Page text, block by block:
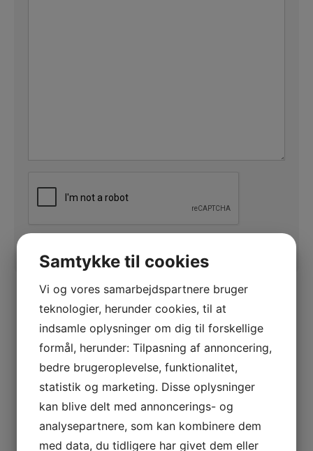
Kontakt os
Du er velkommen til at kontakte os på
telefon, eller via formularen her på siden.
Ring på +45 33 24 02 10
Send en e-mail
" indikerer påkrævede felter
Navn
Samtykke til cookies
Vi og vores samarbejdspartnere bruger
teknologier, herunder cookies, til at
indsamle oplysninger om dig til forskellige
formål, herunder: Tilpasning af annoncering,
bedre brugeroplevelse, funktionalitet,
statistik og marketing. Disse oplysninger
kan blive delt med annoncerings- og
analysepartnere, som kan kombinere dem
med data, du tidligere har givet dem eller